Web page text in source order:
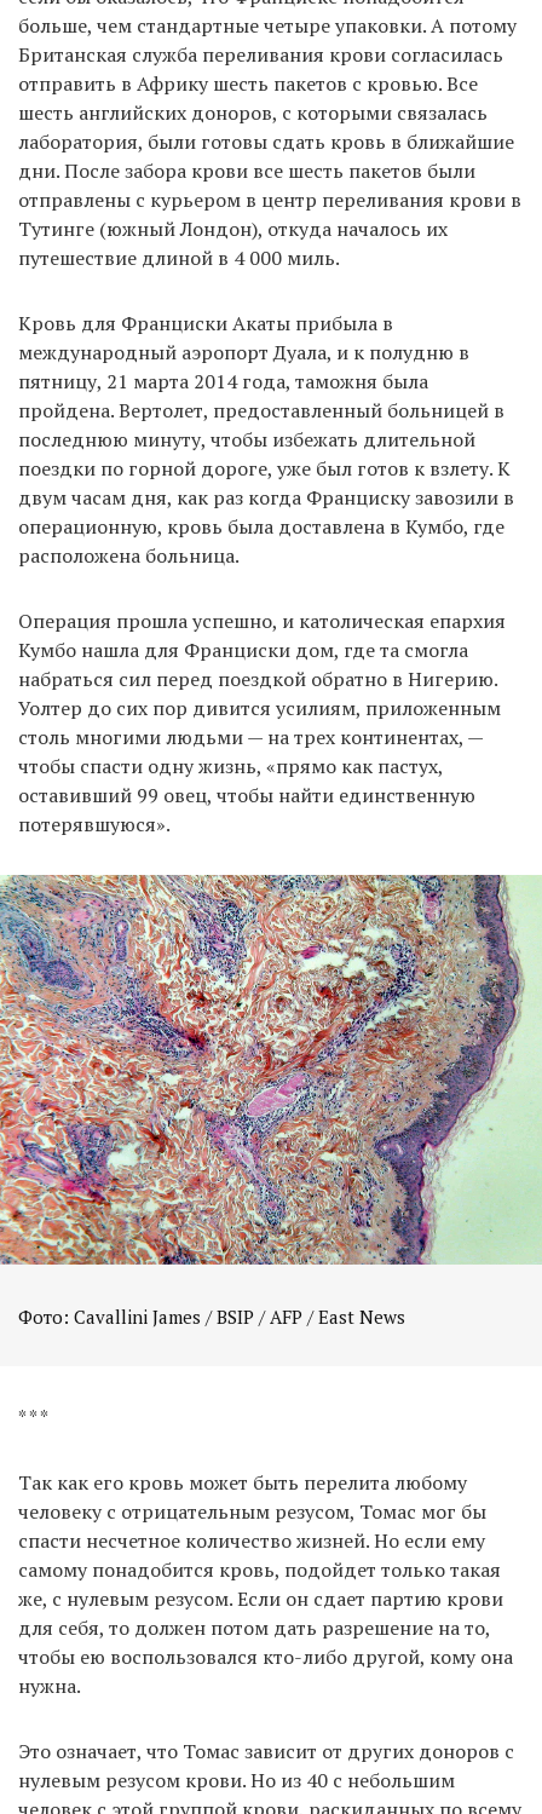
больше, чем стандартные четыре упаковки. А потому
Британская служба переливания крови согласилась
отправить в Африку шесть пакетов с кровью. Все
шесть английских доноров, с которыми связалась
лаборатория, были готовы сдать кровь в ближайшие
дни. После забора крови все шесть пакетов были
отправлены с курьером в центр переливания крови в
Тутинге (южный Лондон), откуда началось их
путешествие длиной в 4 000 миль.
Кровь для Франциски Акаты прибыла в
международный аэропорт Дуала, и к полудню в
пятницу, 21 марта 2014 года, таможня была
пройдена. Вертолет, предоставленный больницей в
последнюю минуту, чтобы избежать длительной
поездки по горной дороге, уже был готов к взлету. К
двум часам дня, как раз когда Франциску завозили в
операционную, кровь была доставлена в Кумбо, где
расположена больница.
Операция прошла успешно, и католическая епархия
Кумбо нашла для Франциски дом, где та смогла
набраться сил перед поездкой обратно в Нигерию.
Уолтер до сих пор дивится усилиям, приложенным
столь многими людьми — на трех континентах, —
чтобы спасти одну жизнь, «прямо как пастух,
оставивший 99 овец, чтобы найти единственную
потерявшуюся».
Фото: Cavallini James / BSIP / AFP / East News
* * *
Так как его кровь может быть перелита любому
человеку с отрицательным резусом, Томас мог бы
спасти несчетное количество жизней. Но если ему
самому понадобится кровь, подойдет только такая
же, с нулевым резусом. Если он сдает партию крови
для себя, то должен потом дать разрешение на то,
чтобы ею воспользовался кто-либо другой, кому она
нужна.
Это означает, что Томас зависит от других доноров с
нулевым резусом крови. Но из 40 с небольшим